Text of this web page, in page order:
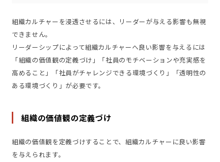
組織カルチャーを浸透させるには、リーダーが与える影響も無視
できません。
リーダーシップによって組織カルチャーへ良い影響を与えるには
「組織の価値観の定義づけ」「社員のモチベーションや充実感を
高めること」「社員がチャレンジできる環境づくり」「透明性の
ある環境づくり」が必要です。
組織の価値観の定義づけ
組織の価値観を定義づけすることで、組織カルチャーに良い影響
を与えられます。